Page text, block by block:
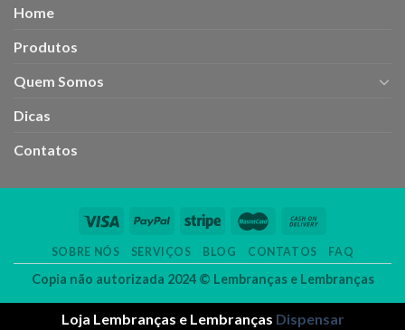
Home
Produtos
Quem Somos
Dicas
Contatos
SOBRE NÓS SERVIÇOS BLOG CONTATOS FAQ
Copia não autorizada 2024 © Lembranças e Lembranças
Loja Lembranças e Lembranças Dispensar